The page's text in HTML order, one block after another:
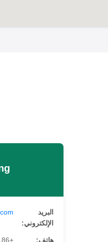
البريد
الإلكتروني:
هاتف: +86 15612579363